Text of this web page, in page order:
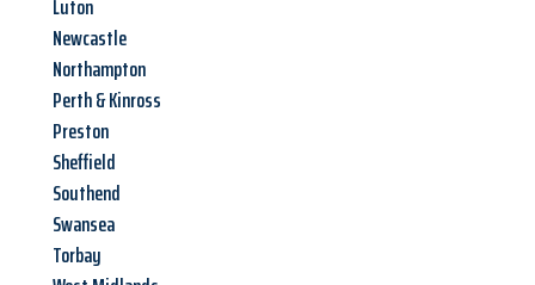
Luton
Newcastle
Northampton
Perth & Kinross
Preston
Sheffield
Southend
Swansea
Torbay